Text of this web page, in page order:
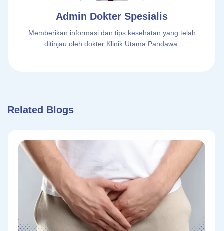
Admin Dokter Spesialis
Memberikan informasi dan tips kesehatan yang telah
ditinjau oleh dokter Klinik Utama Pandawa.
Related Blogs